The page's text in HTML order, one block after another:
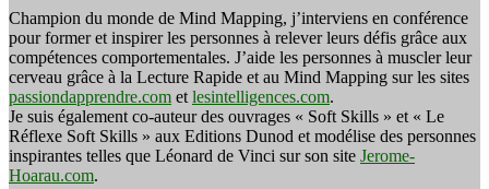
Champion du monde de Mind Mapping, j’interviens en conférence
pour former et inspirer les personnes à relever leurs défis grâce aux
compétences comportementales. J’aide les personnes à muscler leur
cerveau grâce à la Lecture Rapide et au Mind Mapping sur les sites
passiondapprendre.com et lesintelligences.com.
Je suis également co-auteur des ouvrages « Soft Skills » et « Le
Réflexe Soft Skills » aux Editions Dunod et modélise des personnes
inspirantes telles que Léonard de Vinci sur son site Jerome-
Hoarau.com.